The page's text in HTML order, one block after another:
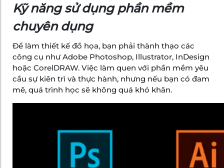
Kỹ năng sử dụng phần mềm
chuyên dụng
Để làm thiết kế đồ họa, bạn phải thành thạo các
công cụ như Adobe Photoshop, Illustrator, InDesign
hoặc CorelDRAW. Việc làm quen với phần mềm yêu
cầu sự kiên trì và thực hành, nhưng nếu bạn có đam
mê, quá trình học sẽ không quá khó khăn.